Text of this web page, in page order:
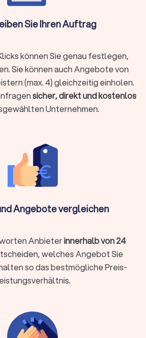
findet längst nicht mehr nur im
Digitale Kanzleien bieten ihre
online an, von der
zur Videoberatung. Beide Modelle
bei komplexen Beratungen
Termine möglich
Vertrauensbeziehung
zeitlich flexibel
durch effizientere Prozesse
Sie Ihren Auftrag
können Sie genau festlegen,
Sie können auch Angebote von
(max. 4) gleichzeitig einholen.
sicher, direkt und kostenlos
Unternehmen.
Angebote vergleichen
Anbieterinnerhalb von 24
welches Angebot Sie
so das bestmögliche Preis-